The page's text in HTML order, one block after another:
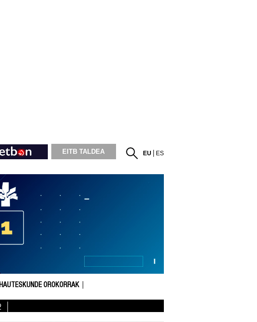
EITB TALDEA EU ES
HAUTESKUNDE OROKORRAK